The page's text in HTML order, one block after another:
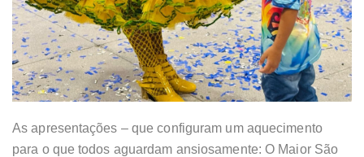
As apresentações – que configuram um aquecimento
para o que todos aguardam ansiosamente: O Maior São